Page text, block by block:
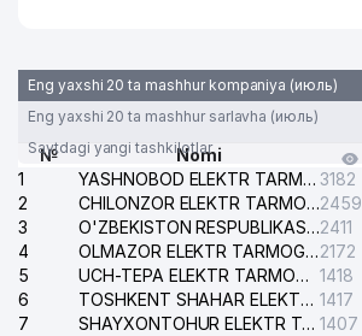
Eng yaxshi 20 ta mashhur kompaniya (июль)
Eng yaxshi 20 ta mashhur sarlavha (июль)
Saytdagi yangi tashkilotlar
№
Nomi
1
YASHNOBOD ELEKTR TARMOG'I NOSOZLIKLARI XIZMATI 3182
2
CHILONZOR ELEKTR TARMOG'I NOSOZLIK XIZMATI2459
3
O'ZBEKISTON RESPUBLIKASI BOSH PROKURATURASI ISHONCH TELEFONI2411
4
OLMAZOR ELEKTR TARMOG'I NOSOZLIKLARI XIZMATI2172
5
UCH-TEPA ELEKTR TARMOG'I NOSOZLIKLARI XIZMATI 1418
6
TOSHKENT SHAHAR ELEKTR TARMOQLARI KORXONASI AJ 1417
7
SHAYXONTOHUR ELEKTR TARMOG'I NOSOZLIKLARINI TUZATISH XIZMATI 1407